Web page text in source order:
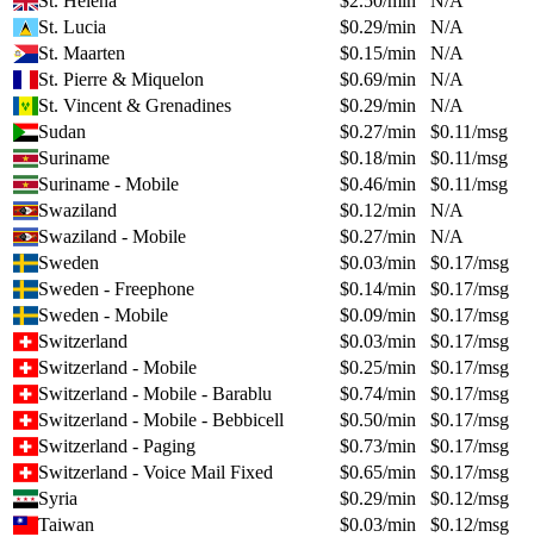
St. Lucia
$0.29/min
N/A
St. Maarten
$0.15/min
N/A
St. Pierre & Miquelon
$0.69/min
N/A
St. Vincent & Grenadines
$0.29/min
N/A
Sudan
$0.27/min $0.11/msg
Suriname
$0.18/min $0.11/msg
Suriname - Mobile
$0.46/min $0.11/msg
Swaziland
$0.12/min
N/A
Swaziland - Mobile
$0.27/min
N/A
Sweden
$0.03/min $0.17/msg
Sweden - Freephone
$0.14/min $0.17/msg
Sweden - Mobile
$0.09/min $0.17/msg
Switzerland
$0.03/min $0.17/msg
Switzerland - Mobile
$0.25/min $0.17/msg
Switzerland - Mobile - Barablu
$0.74/min $0.17/msg
Switzerland - Mobile - Bebbicell
$0.50/min $0.17/msg
Switzerland - Paging
$0.73/min $0.17/msg
Switzerland - Voice Mail Fixed
$0.65/min $0.17/msg
Syria
$0.29/min $0.12/msg
Taiwan
$0.03/min $0.12/msg